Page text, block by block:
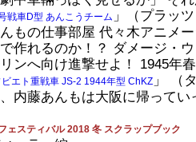
戦車D型 あんこうチーム 」（プラッ
もの仕事部屋 代々木アニメ
作れるのか！？ ダメージ・
ンへ向け進撃せよ！ 1945年
ビエト重戦車 JS-2 1944年型 ChKZ 」 （
内藤あんもは大阪に帰って
ェスティバル 2018 冬 スクラップブック
ュートン